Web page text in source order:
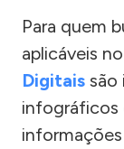
Para quem
aplicáveis
Digitais são
infográficos